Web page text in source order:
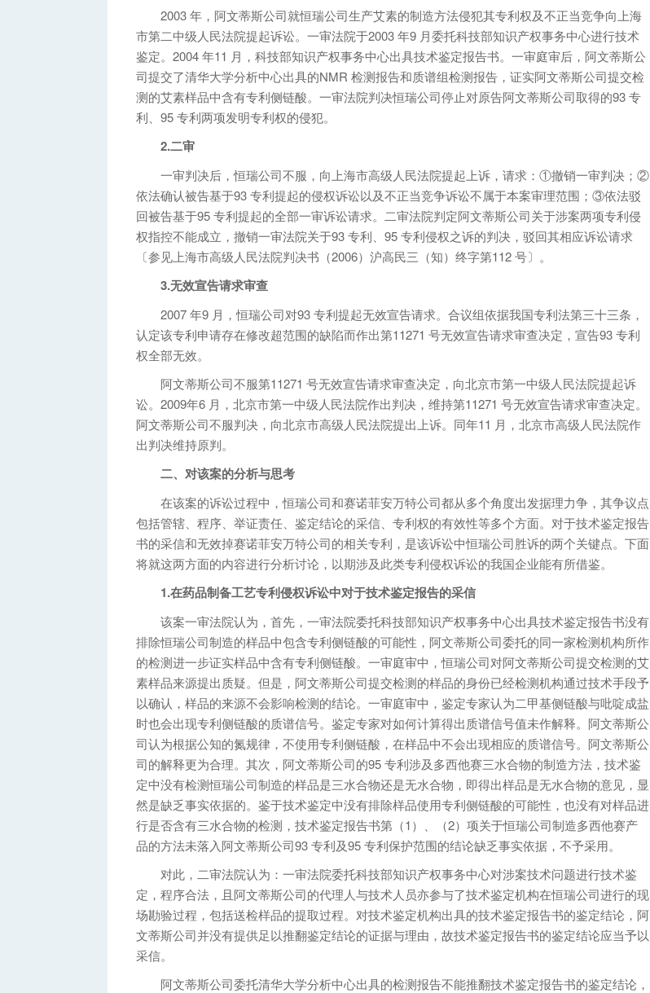
2003 年，阿文蒂斯公司就恒瑞公司生产艾素的制造方法侵犯其专利权及不正当竞争向上海
市第二中级人民法院提起诉讼。一审法院于2003 年9 月委托科技部知识产权事务中心进行技术
鉴定。2004 年11 月，科技部知识产权事务中心出具技术鉴定报告书。一审庭审后，阿文蒂斯公
司提交了清华大学分析中心出具的NMR 检测报告和质谱组检测报告，证实阿文蒂斯公司提交检
测的艾素样品中含有专利侧链酸。一审法院判决恒瑞公司停止对原告阿文蒂斯公司取得的93 专
利、95 专利两项发明专利权的侵犯。
2.二审
一审判决后，恒瑞公司不服，向上海市高级人民法院提起上诉，请求：①撤销一审判决；②
依法确认被告基于93 专利提起的侵权诉讼以及不正当竞争诉讼不属于本案审理范围；③依法驳
回被告基于95 专利提起的全部一审诉讼请求。二审法院判定阿文蒂斯公司关于涉案两项专利侵
权指控不能成立，撤销一审法院关于93 专利、95 专利侵权之诉的判决，驳回其相应诉讼请求
〔参见上海市高级人民法院判决书（2006）沪高民三（知）终字第112 号〕。
3.无效宣告请求审查
2007 年9 月，恒瑞公司对93 专利提起无效宣告请求。合议组依据我国专利法第三十三条，
认定该专利申请存在修改超范围的缺陷而作出第11271 号无效宣告请求审查决定，宣告93 专利
权全部无效。
阿文蒂斯公司不服第11271 号无效宣告请求审查决定，向北京市第一中级人民法院提起诉
讼。2009年6 月，北京市第一中级人民法院作出判决，维持第11271 号无效宣告请求审查决定。
阿文蒂斯公司不服判决，向北京市高级人民法院提出上诉。同年11 月，北京市高级人民法院作
出判决维持原判。
二、对该案的分析与思考
在该案的诉讼过程中，恒瑞公司和赛诺菲安万特公司都从多个角度出发据理力争，其争议点
包括管辖、程序、举证责任、鉴定结论的采信、专利权的有效性等多个方面。对于技术鉴定报告
书的采信和无效掉赛诺菲安万特公司的相关专利，是该诉讼中恒瑞公司胜诉的两个关键点。下面
将就这两方面的内容进行分析讨论，以期涉及此类专利侵权诉讼的我国企业能有所借鉴。
1.在药品制备工艺专利侵权诉讼中对于技术鉴定报告的采信
该案一审法院认为，首先，一审法院委托科技部知识产权事务中心出具技术鉴定报告书没有
排除恒瑞公司制造的样品中包含专利侧链酸的可能性，阿文蒂斯公司委托的同一家检测机构所作
的检测进一步证实样品中含有专利侧链酸。一审庭审中，恒瑞公司对阿文蒂斯公司提交检测的艾
素样品来源提出质疑。但是，阿文蒂斯公司提交检测的样品的身份已经检测机构通过技术手段予
以确认，样品的来源不会影响检测的结论。一审庭审中，鉴定专家认为二甲基侧链酸与吡啶成盐
时也会出现专利侧链酸的质谱信号。鉴定专家对如何计算得出质谱信号值未作解释。阿文蒂斯公
司认为根据公知的氮规律，不使用专利侧链酸，在样品中不会出现相应的质谱信号。阿文蒂斯公
司的解释更为合理。其次，阿文蒂斯公司的95 专利涉及多西他赛三水合物的制造方法，技术鉴
定中没有检测恒瑞公司制造的样品是三水合物还是无水合物，即得出样品是无水合物的意见，显
然是缺乏事实依据的。鉴于技术鉴定中没有排除样品使用专利侧链酸的可能性，也没有对样品进
行是否含有三水合物的检测，技术鉴定报告书第（1）、（2）项关于恒瑞公司制造多西他赛产
品的方法未落入阿文蒂斯公司93 专利及95 专利保护范围的结论缺乏事实依据，不予采用。
对此，二审法院认为：一审法院委托科技部知识产权事务中心对涉案技术问题进行技术鉴
定，程序合法，且阿文蒂斯公司的代理人与技术人员亦参与了技术鉴定机构在恒瑞公司进行的现
场勘验过程，包括送检样品的提取过程。对技术鉴定机构出具的技术鉴定报告书的鉴定结论，阿
文蒂斯公司并没有提供足以推翻鉴定结论的证据与理由，故技术鉴定报告书的鉴定结论应当予以
采信。
阿文蒂斯公司委托清华大学分析中心出具的检测报告不能推翻技术鉴定报告书的鉴定结论，